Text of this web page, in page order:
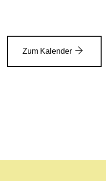
Zum Kalender